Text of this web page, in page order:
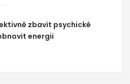
zbavit psychické
energii